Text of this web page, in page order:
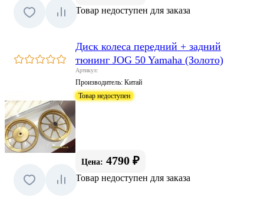
Товар недоступен для заказа
Диск колеса передний + задний
тюнинг JOG 50 Yamaha (Золото)
Артикул:
Производитель: Китай
Товар недоступен
Цена: 4790 ₽
Товар недоступен для заказа